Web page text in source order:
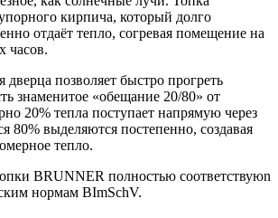
кирпича, который долго
отдаёт тепло, согревая помещение на
часов.
дверца позволяет быстро прогреть
знаменитое «обещание 20/80» от
20% тепла поступает напрямую через
80% выделяются постепенно, создавая
тепло.
BRUNNER полностью соответствуюn
нормам BImSchV.